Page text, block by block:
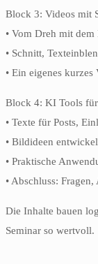
Block 3: Videos mit
• Vom Dreh mit
• Schnitt,
• Ein eigenes
Block 4: KI Tools
• Texte für Posts,
• Bildideen
• Praktische
• Abschluss:
Die Inhalte bauen
Seminar so wertvoll.